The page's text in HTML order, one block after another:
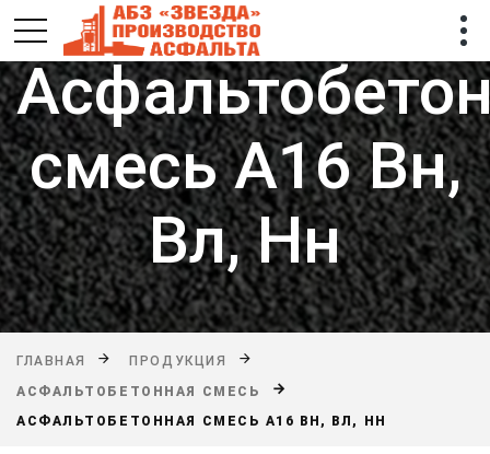
смесь А16 Вн,
Вл, Нн
ГЛАВНАЯ
ПРОДУКЦИЯ
АСФАЛЬТОБЕТОННАЯ СМЕСЬ
АСФАЛЬТОБЕТОННАЯ СМЕСЬ А16 ВН, ВЛ, НН